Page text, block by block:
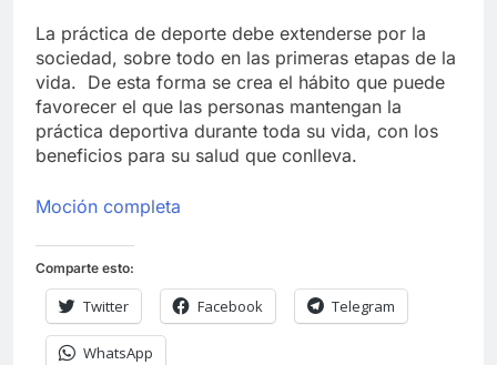
La práctica de deporte debe extenderse por la
sociedad, sobre todo en las primeras etapas de la
vida. De esta forma se crea el hábito que puede
favorecer el que las personas mantengan la
práctica deportiva durante toda su vida, con los
beneficios para su salud que conlleva.
Moción completa
Comparte esto:
Twitter Facebook Telegram
WhatsApp